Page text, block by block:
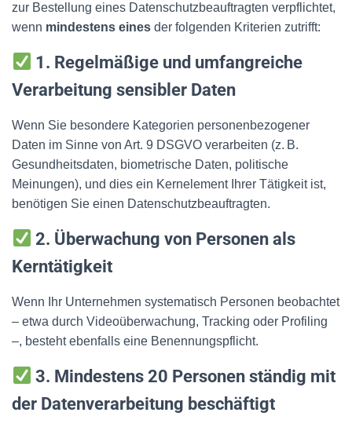
zur Bestellung eines Datenschutzbeauftragten verpflichtet,
wenn mindestens eines der folgenden Kriterien zutrifft:
1. Regelmäßige und umfangreiche
Verarbeitung sensibler Daten
Wenn Sie besondere Kategorien personenbezogener
Daten im Sinne von Art. 9 DSGVO verarbeiten (z. B.
Gesundheitsdaten, biometrische Daten, politische
Meinungen), und dies ein Kernelement Ihrer Tätigkeit ist,
benötigen Sie einen Datenschutzbeauftragten.
2. Überwachung von Personen als
Kerntätigkeit
Wenn Ihr Unternehmen systematisch Personen beobachtet
– etwa durch Videoüberwachung, Tracking oder Profiling
–, besteht ebenfalls eine Benennungspflicht.
3. Mindestens 20 Personen ständig mit
der Datenverarbeitung beschäftigt